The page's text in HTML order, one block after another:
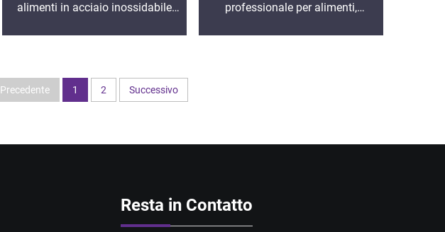
alimenti in acciaio inossidabile
alimenti per catering e servizio
professionale per alimenti,
inossidabile con controllo digitale
Precedente 1 2 Successivo
Resta in Contatto